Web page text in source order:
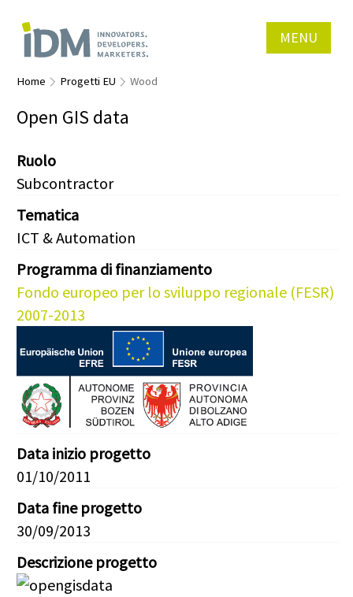
MENU
Home Progetti EU Wood
Open GIS data
Ruolo
Subcontractor
Tematica
ICT & Automation
Programma di finanziamento
Fondo europeo per lo sviluppo regionale (FESR)
2007-2013
Data inizio progetto
01/10/2011
Data fine progetto
30/09/2013
Descrizione progetto